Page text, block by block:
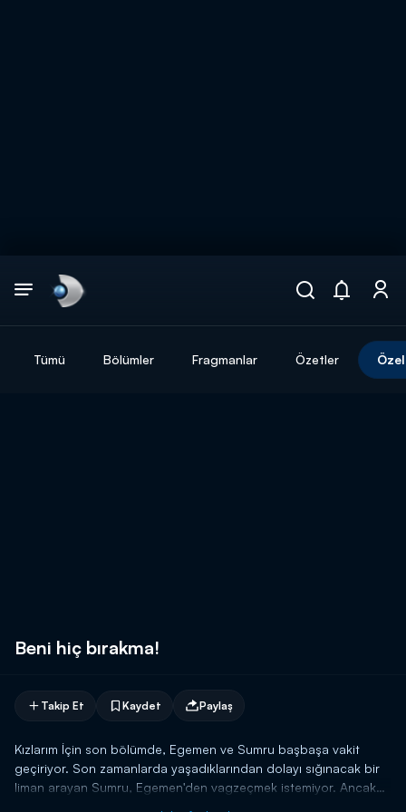
Tümü Bölümler Fragmanlar Özetler
Beni hiç bırakma!
Takip Et Kaydet Paylaş
Kızlarım İçin son bölümde, Egemen ve Sumru başbaşa vakit
geçiriyor. Son zamanlarda yaşadıklarından dolayı sığınacak bir
liman arayan Sumru, Egemen'den vagzeçmek istemiyor. Ancak